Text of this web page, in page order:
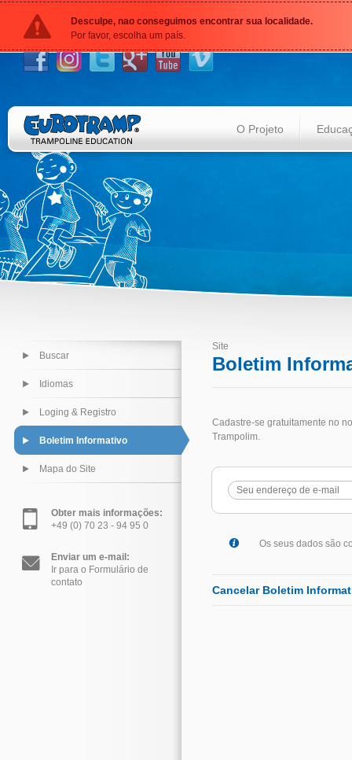
Desculpe, nao conseguimos encontrar sua localidade.
Por favor, escolha um país.
O Projeto
Buscar
Idiomas
Loging & Registro
Boletim Informativo
Mapa do Site
Obter mais informações:
+49 (0) 70 23 - 94 95 0
Enviar um e-mail:
Ir para o Formulário de
contato
Site
Boletim
Cadastre-se gratuitamente no
Trampolim.
Os seus dados são
Cancelar Boletim